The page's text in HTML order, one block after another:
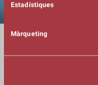
Estadístiques
Màrqueting
DURADA
INTÈPRETS